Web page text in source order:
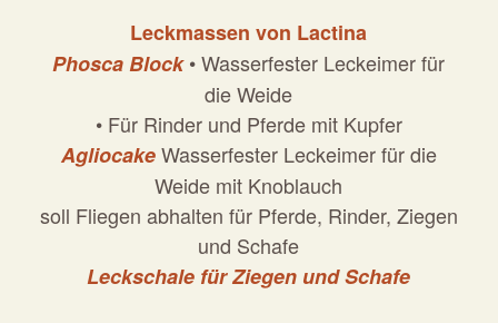
Leckmassen von Lactina
Phosca Block• Wasserfester Leckeimer für
die Weide
• Für Rinder und Pferde mit Kupfer
AgliocakeWasserfester Leckeimer für die
Weide mit Knoblauch
soll Fliegen abhalten für Pferde, Rinder, Ziegen
und Schafe
Leckschale für Ziegen und Schafe